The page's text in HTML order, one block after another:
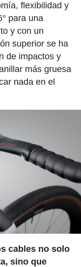
flexibilidad y
para una
y con un
superior se ha
de impactos y
más gruesa
nada en el
cables no solo
sino que